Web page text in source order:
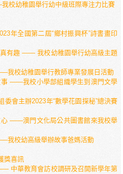
校幼稚園舉行幼中級班際專注力比賽
年全國第二屆“鄉村振興杯”詩書畫印
有趣 —— 我校幼稚園舉行幼高級主題
我校幼稚園舉行教師專業發展日活動
事 ——我校小學部組織學生到澳門文學
委會主辦2023年“數學花園探秘”總決賽
心 ——澳門文化局公共圖書館來我校舉
我校幼高級舉辦故事爸媽活動
獎喜訊
中華教育會訪校調研及召開新學年第